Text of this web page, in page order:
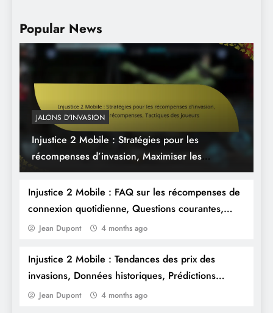
Popular News
JALONS D'INVASION
Injustice 2 Mobile : Stratégies pour les
récompenses d’invasion, Maximiser les
récompenses, Tactiques des joueurs
Injustice 2 Mobile : FAQ sur les récompenses de
connexion quotidienne, Questions courantes,
Réponses détaillées
Jean Dupont 4 months ago
Injustice 2 Mobile : Tendances des prix des
invasions, Données historiques, Prédictions
futures
Jean Dupont 4 months ago
Injustice 2 Mobile : Mises à jour des
récompenses de connexion quotidienne,
Notes de mise à jour, Nouvelles
fonctionnalités